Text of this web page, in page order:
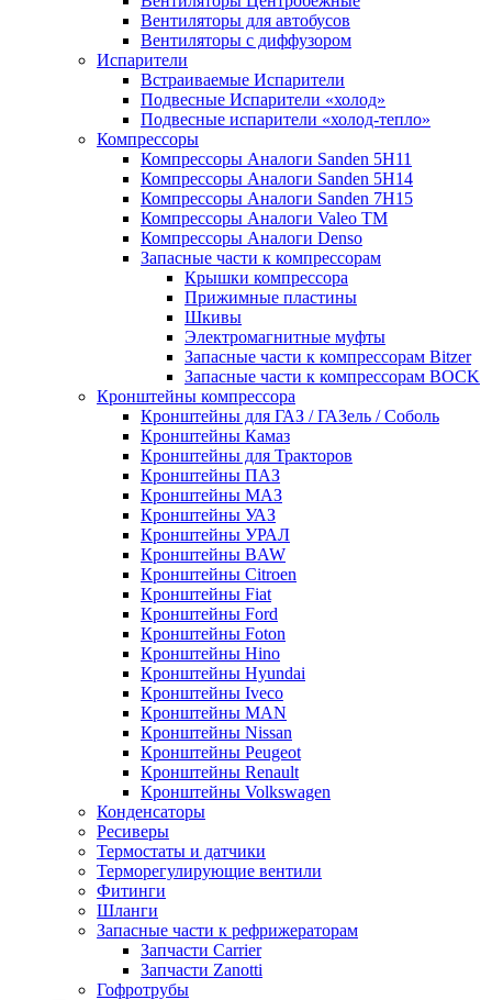
Вентиляторы для автобусов
Вентиляторы с диффузором
Испарители
Встраиваемые Испарители
Подвесные Испарители «холод»
Подвесные испарители «холод-тепло»
Компрессоры
Компрессоры Аналоги Sanden 5H11
Компрессоры Аналоги Sanden 5H14
Компрессоры Аналоги Sanden 7H15
Компрессоры Аналоги Valeo ТМ
Компрессоры Аналоги Denso
Запасные части к компрессорам
Крышки компрессора
Прижимные пластины
Шкивы
Электромагнитные муфты
Запасные части к компрессорам Bitzer
Запасные части к компрессорам BOCK
Кронштейны компрессора
Кронштейны для ГАЗ / ГАЗель / Соболь
Кронштейны Камаз
Кронштейны для Тракторов
Кронштейны ПАЗ
Кронштейны МАЗ
Кронштейны УАЗ
Кронштейны УРАЛ
Кронштейны BAW
Кронштейны Citroen
Кронштейны Fiat
Кронштейны Ford
Кронштейны Foton
Кронштейны Hino
Кронштейны Hyundai
Кронштейны Iveco
Кронштейны MAN
Кронштейны Nissan
Кронштейны Peugeot
Кронштейны Renault
Кронштейны Volkswagen
Конденсаторы
Ресиверы
Термостаты и датчики
Терморегулирующие вентили
Фитинги
Шланги
Запасные части к рефрижераторам
Запчасти Carrier
Запчасти Zanotti
Гофротрубы